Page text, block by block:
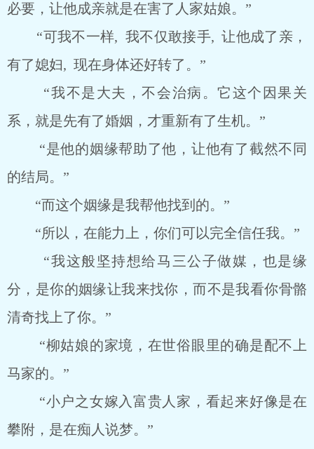
必要，让他成亲就是在害了人家姑娘。”
“可我不一样, 我不仅敢接手, 让他成了亲，
有了媳妇, 现在身体还好转了。”
“我不是大夫，不会治病。它这个因果关
系，就是先有了婚姻，才重新有了生机。”
“是他的姻缘帮助了他，让他有了截然不同
的结局。”
“而这个姻缘是我帮他找到的。”
“所以，在能力上，你们可以完全信任我。”
“我这般坚持想给马三公子做媒，也是缘
分，是你的姻缘让我来找你，而不是我看你骨骼
清奇找上了你。”
“柳姑娘的家境，在世俗眼里的确是配不上
马家的。”
“小户之女嫁入富贵人家，看起来好像是在
攀附，是在痴人说梦。”